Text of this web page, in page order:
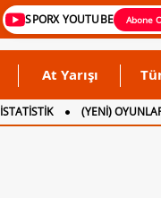
SPORX YOUTUBE Abone
At Yarışı
İSTATİSTİK
(YENİ)